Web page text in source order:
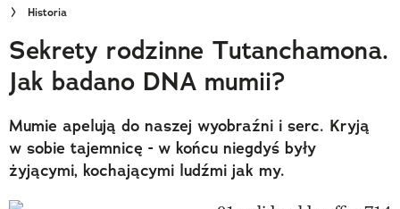
Wielki Konkurs Fotograficzny
Trendbook Podróżniczy
Polecane
Historia
Sekrety rodzinne Tutanchamona.
Jak badano DNA mumii?
Mumie apelują do naszej wyobraźni i serc. Kryją
w sobie tajemnicę - w końcu niegdyś były
żyjącymi, kochającymi ludźmi jak my.